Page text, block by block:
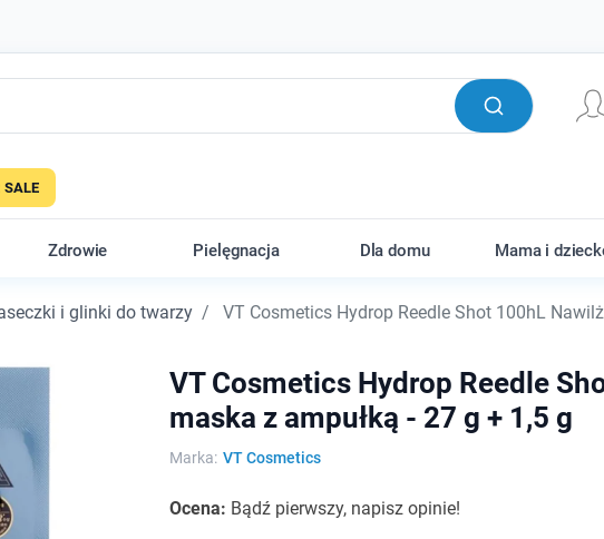
SALE
Zdrowie Pielęgnacja Dla domu Mama i
i glinki do twarzy VT Cosmetics Hydrop Reedle Shot 100hL
VT Cosmetics Hydrop Reedle
maska z ampułką - 27 g + 1,5 g
Marka: VT Cosmetics
Ocena: Bądź pierwszy, napisz opinie!